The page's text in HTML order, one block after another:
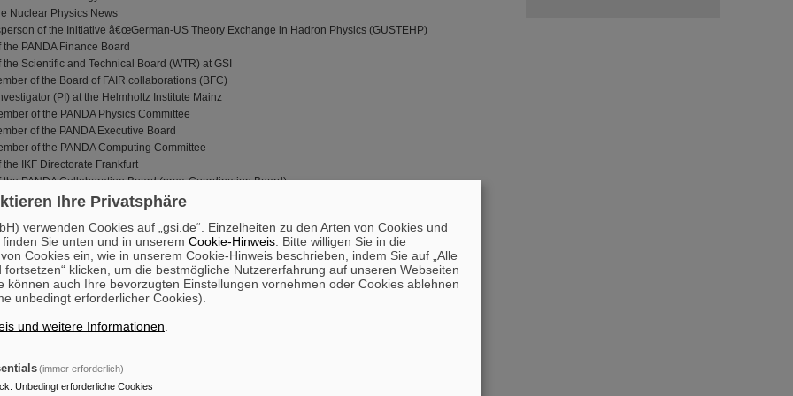
Nuclear Physics News
of the Initiative â€œGerman-US Theory Exchange in Hadron Physics (GUSTEHP)
PANDA Finance Board
the Scientific and Technical Board (WTR) at GSI
of the Board of FAIR collaborations (BFC)
(PI) at the Helmholtz Institute Mainz
of the PANDA Physics Committee
of the PANDA Executive Board
of the PANDA Computing Committee
IKF Directorate Frankfurt
the PANDA Collaboration Board (prev. Coordination Board)
PANDA Technical Board
432 (e.g. 210 BaBar, 129 BESIII, 70 Crystal Barrel, 10 PANDA)
& h-index 74
BaBar, 1 Review/Compilation)
1 PANDA, 1 BESIII)
Ihre Privatsphäre
verwenden Cookies auf „gsi.de“. Einzelheiten zu den Arten von Cookies und
Sie unten und in unserem Cookie-Hinweis . Bitte willigen Sie in die
Cookies ein, wie in unserem Cookie-Hinweis beschrieben, indem Sie auf „Alle
fortsetzen“ klicken, um die bestmögliche Nutzererfahrung auf unseren Webseiten
können auch Ihre bevorzugten Einstellungen vornehmen oder Cookies ablehnen
unbedingt erforderlicher Cookies).
und weitere Informationen
(immer erforderlich)
: Unbedingt erforderliche Cookies